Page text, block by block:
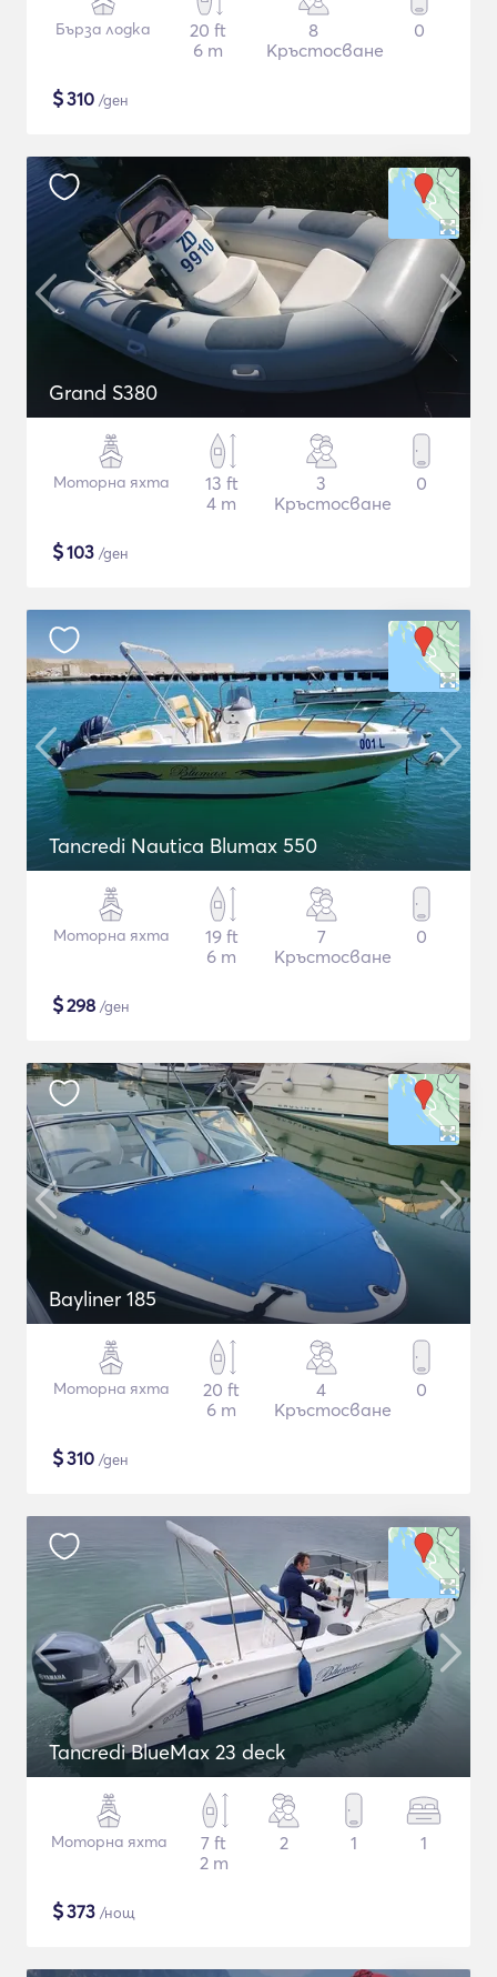
Бърза лодка
20 ft
6 m
8
Кръстосване
0
$310 /ден
Grand S380
Моторна яхта
13 ft
4 m
3
Кръстосване
0
$103 /ден
Tancredi Nautica Blumax 550
Моторна яхта
19 ft
6 m
7
Кръстосване
0
$298 /ден
Bayliner 185
Моторна яхта
20 ft
6 m
4
Кръстосване
0
$310 /ден
Tancredi BlueMax 23 deck
Моторна яхта
7 ft
2 m
2 1 1
$373 /нощ